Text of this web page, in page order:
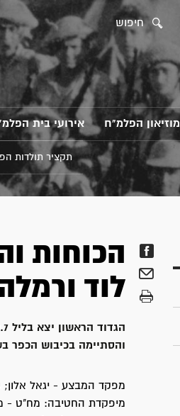
חיפוש
מוזיאון הפלמ"ח אירועי בית
תקציר תולדות
הכוחות
לוד
והסתיימה בכיבוש הכפר בשעה 03:00. ביום שלמחרת תפס הכוח גם את חרובה ואת
מפקד המבצע - יגאל אלון;
מיפקדת החטיבה: מח"ט -